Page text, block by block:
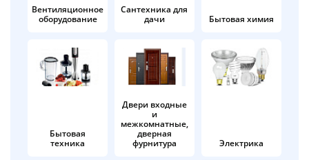
Вентиляционное
оборудование
Сантехника для
дачи
Бытовая химия
Бытовая
техника
Двери входные
и
межкомнатные,
дверная
фурнитура
Электрика
Подробнее
об оплате Плайтом
раз в 2
Остались вопросы?
8 800 302-02-51
plait.ru